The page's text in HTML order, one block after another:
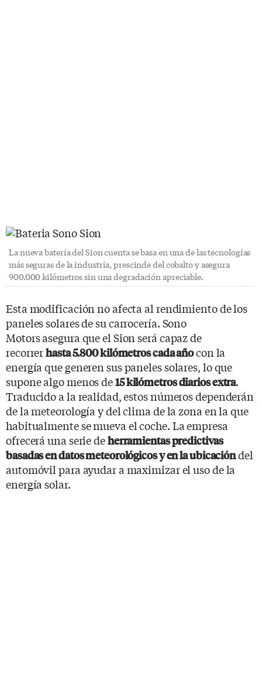
La nueva batería del Sion cuenta se basa en una de las tecnologías
más seguras de la industria, prescinde del cobalto y asegura
900.000 kilómetros sin una degradación apreciable.
Esta modificación no afecta al rendimiento de los
paneles solares de su carrocería. Sono
Motors asegura que el Sion será capaz de
recorrerhasta 5.800 kilómetros cada añocon la
energía que generen sus paneles solares, lo que
supone algo menos de15 kilómetros diarios extra.
Traducido a la realidad, estos números dependerán
de la meteorología y del clima de la zona en la que
habitualmente se mueva el coche. La empresa
ofrecerá una serie deherramientas predictivas
basadas en datos meteorológicos y en la ubicacióndel
automóvil para ayudar a maximizar el uso de la
energía solar.